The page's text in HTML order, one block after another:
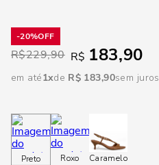
20%
R$229,90 R$ 183,90
em até1 R$ 183,90sem juros
Preto Roxo Caramelo